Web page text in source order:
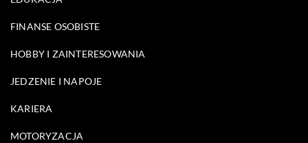
FINANSE OSOBISTE
HOBBY I ZAINTERESOWANIA
JEDZENIE I NAPOJE
KARIERA
MOTORYZACJA